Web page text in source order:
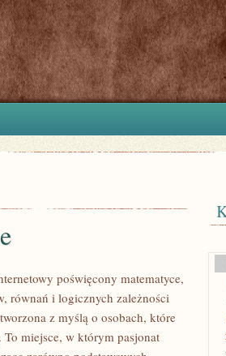
poświęcony matematyce,
równań i logicznych zależności
z myślą o osobach, które
To miejsce, w którym pasjonat